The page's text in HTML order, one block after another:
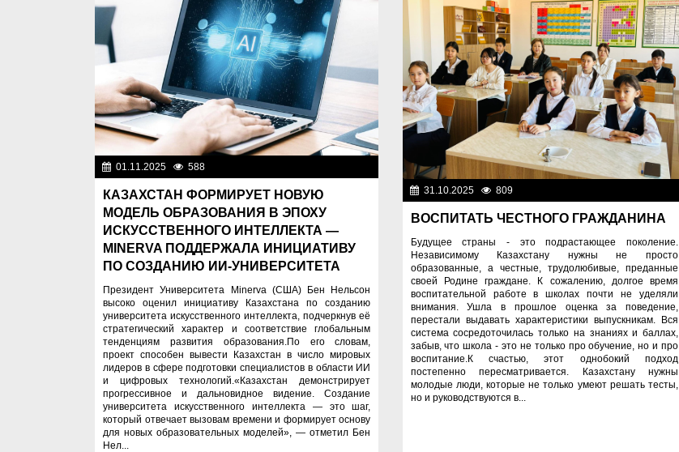
01.11.2025 588
КАЗАХСТАН ФОРМИРУЕТ НОВУЮ
МОДЕЛЬ ОБРАЗОВАНИЯ В ЭПОХУ
ИСКУССТВЕННОГО ИНТЕЛЛЕКТА —
MINERVA ПОДДЕРЖАЛА ИНИЦИАТИВУ
ПО СОЗДАНИЮ ИИ-УНИВЕРСИТЕТА
Президент Университета Minerva (США) Бен Нельсон
высоко оценил инициативу Казахстана по созданию
университета искусственного интеллекта, подчеркнув её
стратегический характер и соответствие глобальным
тенденциям развития образования.По его словам,
проект способен вывести Казахстан в число мировых
лидеров в сфере подготовки специалистов в области ИИ
и цифровых технологий.«Казахстан демонстрирует
прогрессивное и дальновидное видение. Создание
университета искусственного интеллекта — это шаг,
который отвечает вызовам времени и формирует основу
для новых образовательных моделей», — отметил Бен
Нел...
31.10.2025 809
ВОСПИТАТЬ ЧЕСТНОГО ГРАЖДАНИНА
Будущее страны - это подрастающее поколение.
Независимому Казахстану нужны не просто
образованные, а честные, трудолюбивые, преданные
своей Родине граждане. К сожалению, долгое время
воспитательной работе в школах почти не уделяли
внимания. Ушла в прошлое оценка за поведение,
перестали выдавать характеристики выпускникам. Вся
система сосредоточилась только на знаниях и баллах,
забыв, что школа - это не только про обучение, но и про
воспитание.К счастью, этот однобокий подход
постепенно пересматривается. Казахстану нужны
молодые люди, которые не только умеют решать тесты,
но и руководствуются в...